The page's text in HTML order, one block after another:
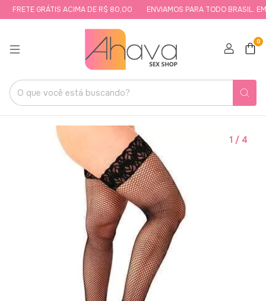
FRETE GRÁTIS ACIMA DE R$ 80,00 ENVIAMOS PARA TODO BRASIL.
0
1 / 4